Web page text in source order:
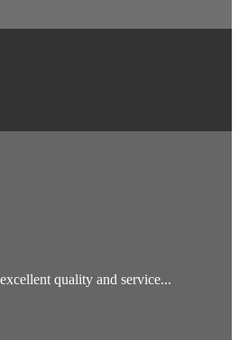
quality and service...